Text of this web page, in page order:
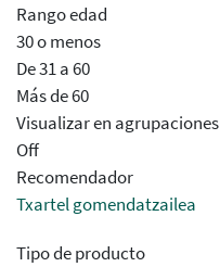
Rango edad
30 o menos
De 31 a 60
Más de 60
Visualizar en agrupaciones
Off
Recomendador
Txartel gomendatzailea
Tipo de producto